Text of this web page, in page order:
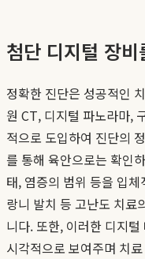
첨단 디지털 장
정확한 진단은 성공적인
원 CT, 디지털 파노라마,
적으로 도입하여 진단의
를 통해 육안으로는 확인
태, 염증의 범위 등을 입
랑니 발치 등 고난도 치료
니다. 또한, 이러한 디지
시각적으로 보여주며 치